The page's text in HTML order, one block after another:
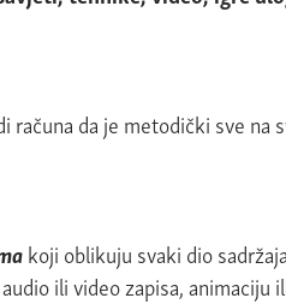
računa da je metodički sve na
koji oblikuju svaki dio
ili video zapisa, animaciju